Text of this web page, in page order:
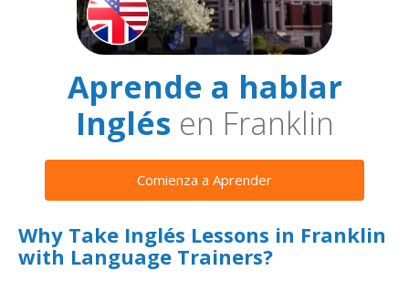
Aprende a hablar
Inglésen Franklin
Comienza a Aprender
Why Take Inglés Lessons in Franklin
with Language Trainers?